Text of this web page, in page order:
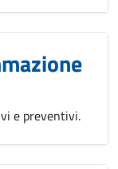
e preventivi.